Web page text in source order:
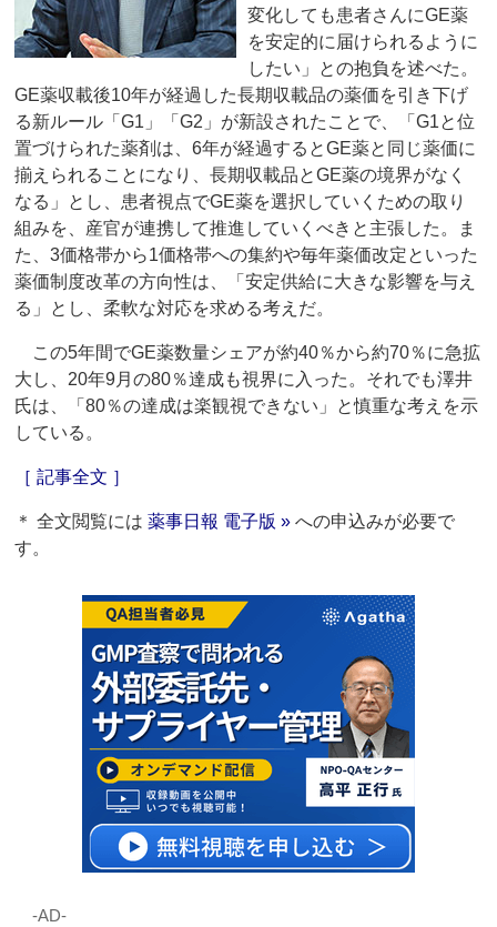
変化しても患者さんにGE薬
を安定的に届けられるように
したい」との抱負を述べた。
GE薬収載後10年が経過した長期収載品の薬価を引き下げ
る新ルール「G1」「G2」が新設されたことで、「G1と位
置づけられた薬剤は、6年が経過するとGE薬と同じ薬価に
揃えられることになり、長期収載品とGE薬の境界がなく
なる」とし、患者視点でGE薬を選択していくための取り
組みを、産官が連携して推進していくべきと主張した。ま
た、3価格帯から1価格帯への集約や毎年薬価改定といった
薬価制度改革の方向性は、「安定供給に大きな影響を与え
る」とし、柔軟な対応を求める考えだ。
この5年間でGE薬数量シェアが約40％から約70％に急拡
大し、20年9月の80％達成も視界に入った。それでも澤井
氏は、「80％の達成は楽観視できない」と慎重な考えを示
している。
［ 記事全文 ］
＊ 全文閲覧には薬事日報 電子版 » への申込みが必要で
す。
‐AD‐